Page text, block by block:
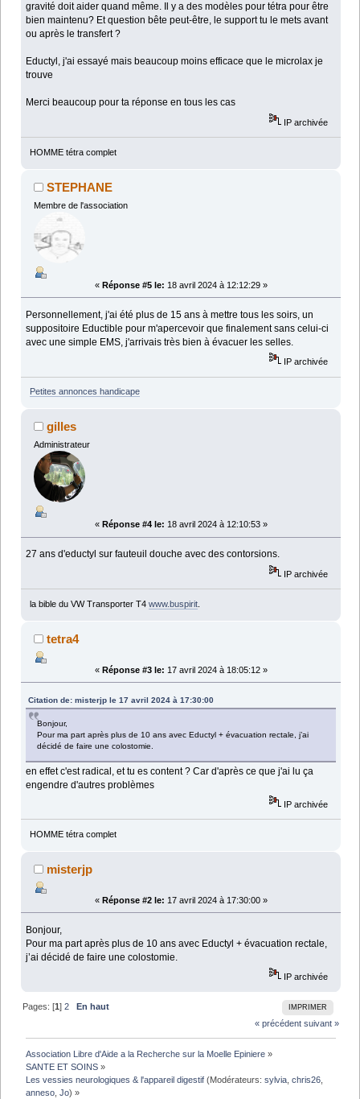
gravité doit aider quand même. Il y a des modèles pour tétra pour être
bien maintenu? Et question bête peut-être, le support tu le mets avant
ou après le transfert ?
Eductyl, j'ai essayé mais beaucoup moins efficace que le microlax je
trouve
Merci beaucoup pour ta réponse en tous les cas
IP archivée
HOMME tétra complet
STEPHANE
Membre de l'association
« Réponse #5 le: 18 avril 2024 à 12:12:29 »
Personnellement, j'ai été plus de 15 ans à mettre tous les soirs, un
suppositoire Eductible pour m'apercevoir que finalement sans celui-ci
avec une simple EMS, j'arrivais très bien à évacuer les selles.
IP archivée
Petites annonces handicape
gilles
Administrateur
« Réponse #4 le: 18 avril 2024 à 12:10:53 »
27 ans d'eductyl sur fauteuil douche avec des contorsions.
IP archivée
la bible du VW Transporter T4 www.buspirit.
tetra4
« Réponse #3 le: 17 avril 2024 à 18:05:12 »
Citation de: misterjp le 17 avril 2024 à 17:30:00
Bonjour,
Pour ma part après plus de 10 ans avec Eductyl + évacuation rectale, j’ai
décidé de faire une colostomie.
en effet c'est radical, et tu es content ? Car d'après ce que j'ai lu ça
engendre d'autres problèmes
IP archivée
HOMME tétra complet
misterjp
« Réponse #2 le: 17 avril 2024 à 17:30:00 »
Bonjour,
Pour ma part après plus de 10 ans avec Eductyl + évacuation rectale,
j’ai décidé de faire une colostomie.
IP archivée
IMPRIMER
Pages: [1]2
En haut
« précédent suivant »
Association Libre d'Aide a la Recherche sur la Moelle Epiniere »
SANTE ET SOINS »
Les vessies neurologiques & l'appareil digestif (Modérateurs:sylvia ,chris26
anneso ,Jo) »